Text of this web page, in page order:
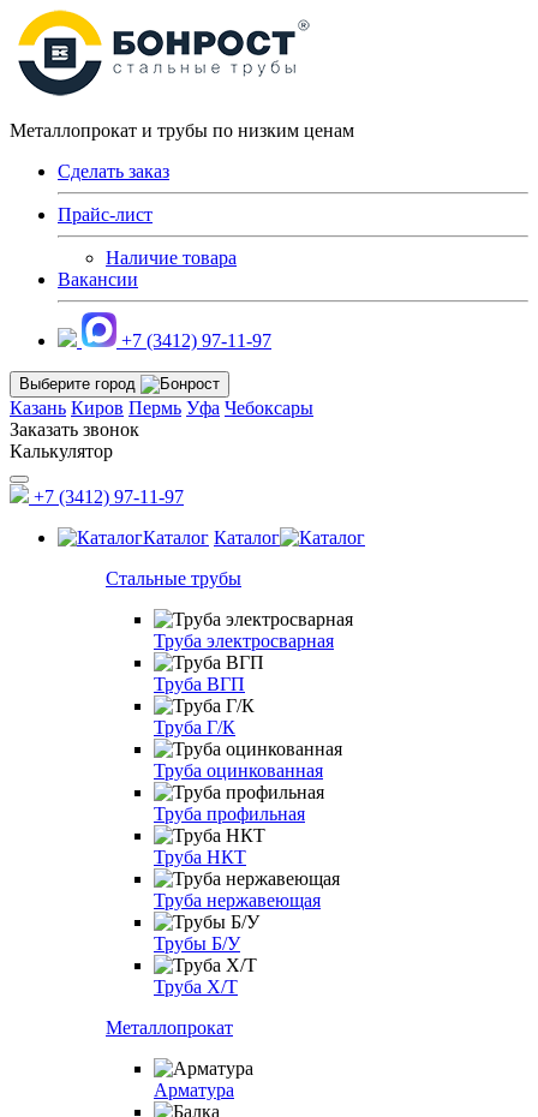
Металлопрокат и трубы по низким ценам
Сделать заказ
Прайс-лист
Наличие товара
Вакансии
+7 (3412) 97-11-97
Выберите город
Казань Киров Пермь Уфа Чебоксары
Заказать звонок
Калькулятор
+7 (3412) 97-11-97
Каталог Каталог
Стальные трубы
Труба электросварная
Труба ВГП
Труба Г/К
Труба оцинкованная
Труба профильная
Труба НКТ
Труба нержавеющая
Трубы Б/У
Труба Х/Т
Металлопрокат
Арматура